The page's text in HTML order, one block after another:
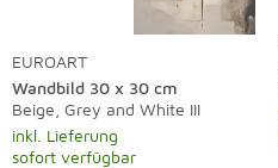
EUROART
Wandbild 30 x 30 cm
Beige, Grey and White III
inkl. Lieferung
sofort verfügbar